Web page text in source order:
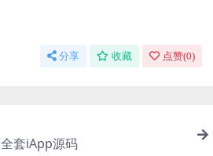
分享 收藏 点赞(0)
套iApp源码